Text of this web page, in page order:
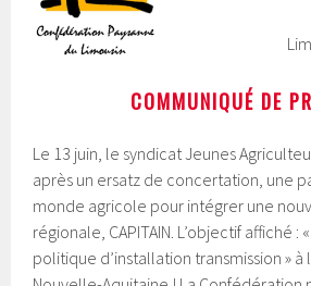
COMMUNIQUÉ DE
Le 13 juin, le syndicat Jeunes
après un ersatz de concertation, une
monde agricole pour intégrer une
régionale, CAPITAIN. L’objectif affiché :
politique d’installation transmission » à